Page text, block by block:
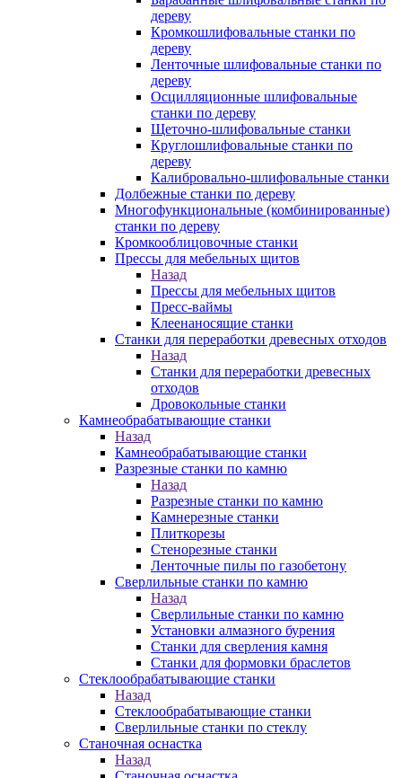
дереву
Кромкошлифовальные станки по
дереву
Ленточные шлифовальные станки по
дереву
Осцилляционные шлифовальные
станки по дереву
Щеточно-шлифовальные станки
Круглошлифовальные станки по
дереву
Калибровально-шлифовальные станки
Долбежные станки по дереву
Многофункциональные (комбинированные)
станки по дереву
Кромкооблицовочные станки
Прессы для мебельных щитов
Назад
Прессы для мебельных щитов
Пресс-ваймы
Клеенаносящие станки
Станки для переработки древесных отходов
Назад
Станки для переработки древесных
отходов
Дровокольные станки
Камнеобрабатывающие станки
Назад
Камнеобрабатывающие станки
Разрезные станки по камню
Назад
Разрезные станки по камню
Камнерезные станки
Плиткорезы
Стенорезные станки
Ленточные пилы по газобетону
Сверлильные станки по камню
Назад
Сверлильные станки по камню
Установки алмазного бурения
Станки для сверления камня
Станки для формовки браслетов
Стеклообрабатывающие станки
Назад
Стеклообрабатывающие станки
Сверлильные станки по стеклу
Станочная оснастка
Назад